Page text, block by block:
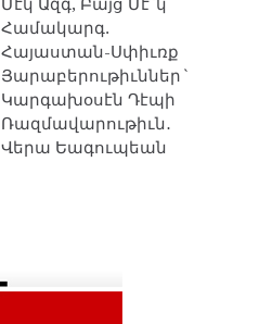
Մէկ Ազգ, Բայց Մէ՞կ
Համակարգ.
Հայաստան-Սփիւռք
Յարաբերութիւններ`
Կարգախօսէն Դէպի
Ռազմավարութիւն․
Վերա Եագուպեան